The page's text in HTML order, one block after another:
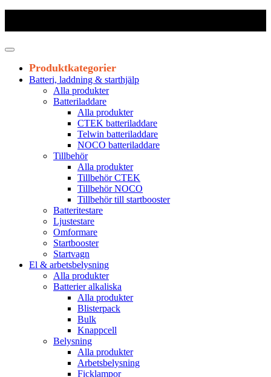
Produktkategorier
Batteri, laddning & starthjälp
Alla produkter
Batteriladdare
Alla produkter
CTEK batteriladdare
Telwin batteriladdare
NOCO batteriladdare
Tillbehör
Alla produkter
Tillbehör CTEK
Tillbehör NOCO
Tillbehör till startbooster
Batteritestare
Ljustestare
Omformare
Startbooster
Startvagn
El & arbetsbelysning
Alla produkter
Batterier alkaliska
Alla produkter
Blisterpack
Bulk
Knappcell
Belysning
Alla produkter
Arbetsbelysning
Ficklampor